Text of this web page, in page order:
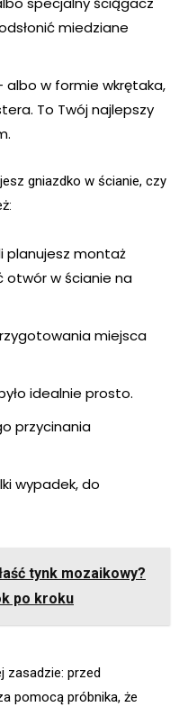
miedziane
albo w formie wkrętaka,
To Twój najlepszy
gniazdko w ścianie, czy
planujesz montaż
otwór w ścianie na
miejsca
idealnie prosto.
przycinania
wypadek, do
tynk mozaikowy?
po kroku
zasadzie: przed
pomocą próbnika, że